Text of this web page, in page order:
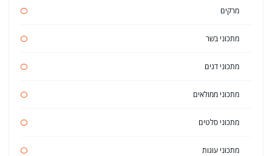
מרקים
מתכוני בשר
מתכוני דגים
מתכוני ממולאים
מתכוני סלטים
מתכוני עוגות